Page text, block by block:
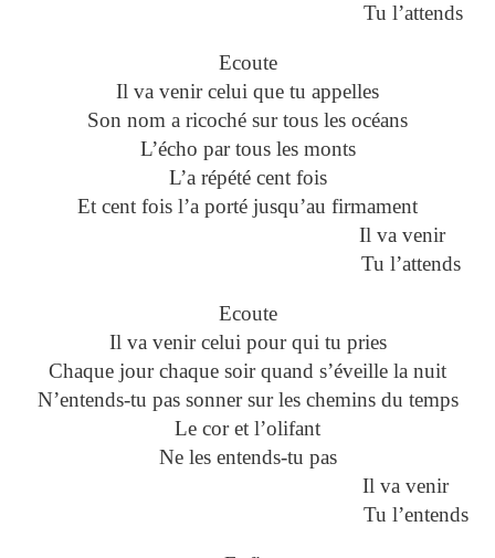
Tu l’attends
Ecoute
Il va venir celui que tu appelles
Son nom a ricoché sur tous les océans
L’écho par tous les monts
L’a répété cent fois
Et cent fois l’a porté jusqu’au firmament
Il va venir
Tu l’attends
Ecoute
Il va venir celui pour qui tu pries
Chaque jour chaque soir quand s’éveille la nuit
N’entends-tu pas sonner sur les chemins du temps
Le cor et l’olifant
Ne les entends-tu pas
Il va venir
Tu l’entends